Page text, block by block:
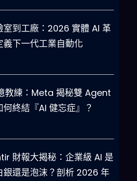
室到工廠：2026 實體 AI 革
義下一代工業自動化
教練：Meta 揭秘雙 Agent
何終結『AI 健忘症』？
財報大揭秘：企業級 AI 是
銀還是泡沫？剖析 2026 年